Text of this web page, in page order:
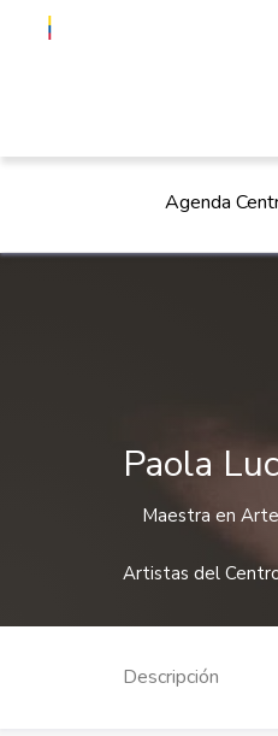
Agenda
Paola
Maestra en
Artistas del
Descripción